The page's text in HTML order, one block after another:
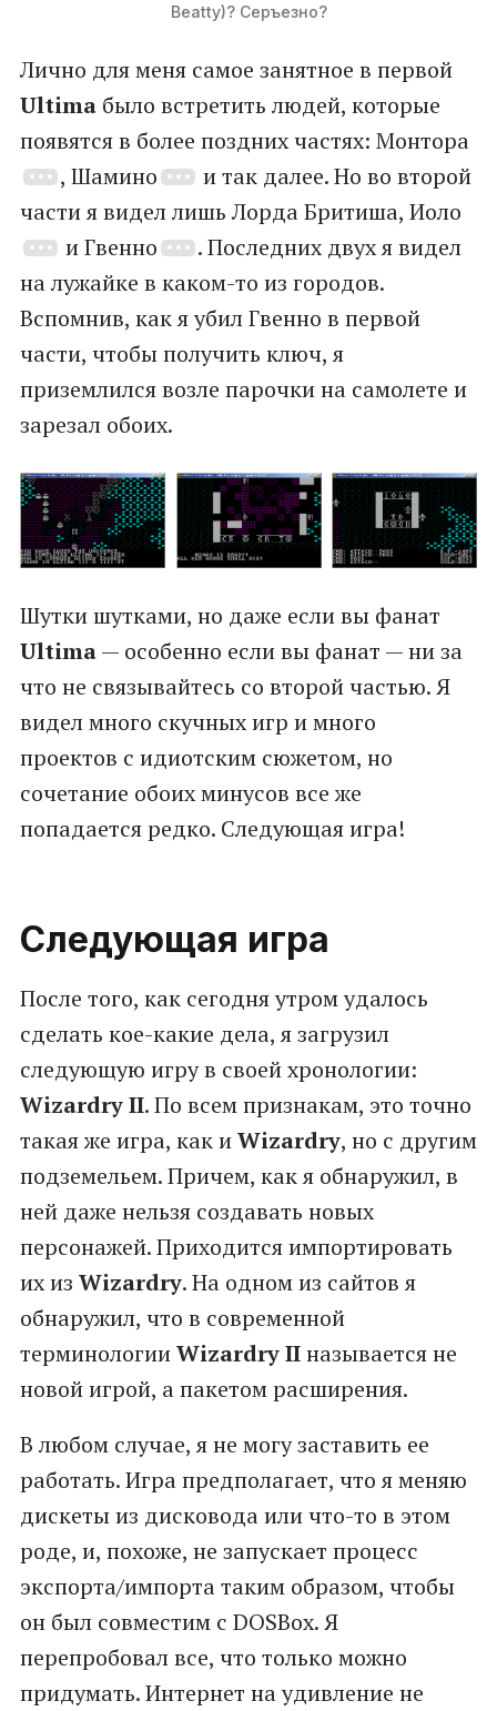
Beatty)? Серъезно?
Лично для меня самое занятное в первой
Ultimaбыло встретить людей, которые
появятся в более поздних частях: Монтора
, Шамино
и так далее. Но во второй
части я видел лишь Лорда Бритиша, Иоло
и Гвенно
. Последних двух я видел
на лужайке в каком-то из городов.
Вспомнив, как я убил Гвенно в первой
части, чтобы получить ключ, я
приземлился возле парочки на самолете и
зарезал обоих.
Шутки шутками, но даже если вы фанат
Ultima— особенно если вы фанат — ни за
что не связывайтесь со второй частью. Я
видел много скучных игр и много
проектов с идиотским сюжетом, но
сочетание обоих минусов все же
попадается редко. Следующая игра!
Следующая игра
После того, как сегодня утром удалось
сделать кое-какие дела, я загрузил
следующую игру в своей хронологии:
Wizardry II. По всем признакам, это точно
такая же игра, как иWizardry, но с другим
подземельем. Причем, как я обнаружил, в
ней даже нельзя создавать новых
персонажей. Приходится импортировать
их из Wizardry. На одном из сайтов я
обнаружил, что в современной
терминологииWizardry IIназывается не
новой игрой, а пакетом расширения.
В любом случае, я не могу заставить ее
работать. Игра предполагает, что я меняю
дискеты из дисковода или что-то в этом
роде, и, похоже, не запускает процесс
экспорта/импорта таким образом, чтобы
он был совместим с DOSBox. Я
перепробовал все, что только можно
придумать. Интернет на удивление не